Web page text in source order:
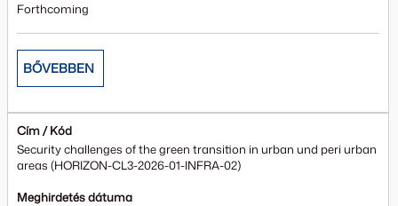
Forthcoming
BŐVEBBEN
Cím / Kód
Security challenges of the green transition in urban und peri urban
areas (HORIZON-CL3-2026-01-INFRA-02)
Meghirdetés dátuma